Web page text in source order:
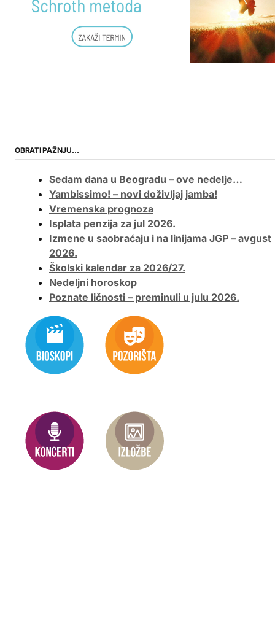
OBRATI PAŽNJU…
Sedam dana u Beogradu – ove nedelje…
Yambissimo! – novi doživljaj jamba!
Vremenska prognoza
Isplata penzija za jul 2026.
Izmene u saobraćaju i na linijama JGP – avgust
2026.
Školski kalendar za 2026/27.
Nedeljni horoskop
Poznate ličnosti – preminuli u julu 2026.